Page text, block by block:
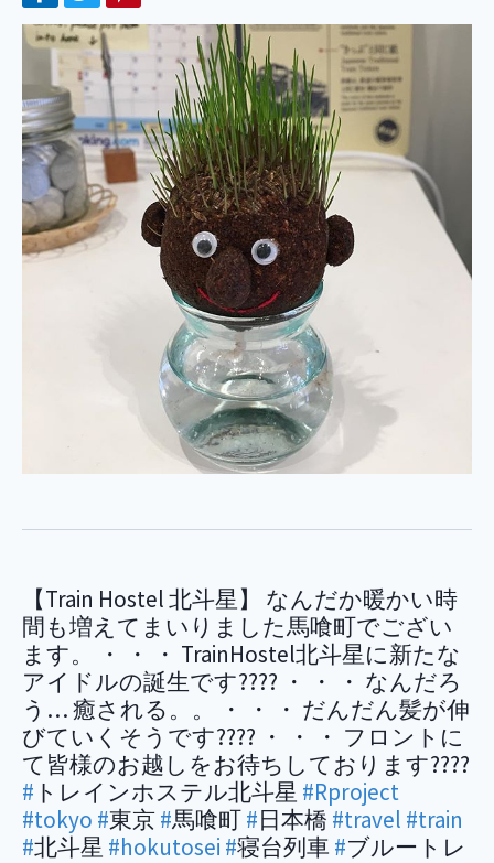
【Train Hostel 北斗星】 なんだか暖かい時
間も増えてまいりました馬喰町でござい
ます。 ・ ・ ・ TrainHostel北斗星に新たな
アイドルの誕生です???? ・ ・ ・ なんだろ
う… 癒される。。 ・ ・ ・ だんだん髪が伸
びていくそうです???? ・ ・ ・ フロントに
て皆様のお越しをお待ちしております????
# トレインホステル北斗星 #Rproject
#tokyo #東京#馬喰町#日本橋 #travel #train
#北斗星 #hokutosei #寝台列車 #ブルートレ